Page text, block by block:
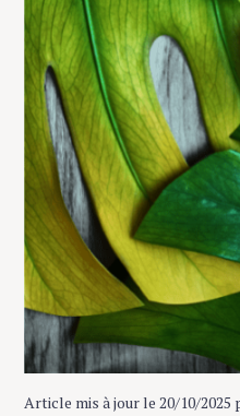
Article mis à jour le 20/10/2025